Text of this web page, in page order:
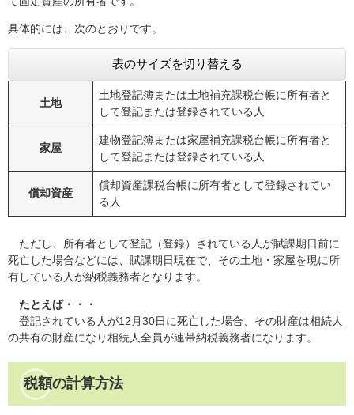
具体的には、次のとおりです。
表のサイズを切り替える
土地
土地登記簿または土地補充課税台帳に所有者と
して登記または登録されている人
家屋
建物登記簿または家屋補充課税台帳に所有者と
して登記または登録されている人
償却資産
償却資産課税台帳に所有者として登録されてい
る人
ただし、所有者として登記（登録）されている人が賦課期日前に
死亡した場合などには、賦課期日現在で、その土地・家屋を現に所
有している人が納税義務者となります。
たとえば・・・
登記されている人が12月30日に死亡した場合、その財産は相続人
の共有の財産になり相続人全員が連帯納税義務者になります。
税額の計算方法